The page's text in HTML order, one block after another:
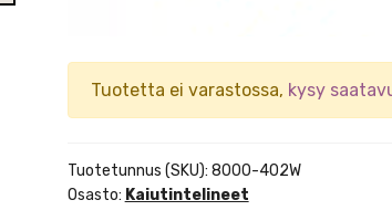
Tuotetta ei varastossa, kysy
Tuotetunnus (SKU): 8000-402W
Osasto: Kaiutintelineet